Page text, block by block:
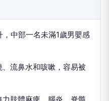
中部一名未滿1歲男嬰感
流鼻水和咳嗽，容易被